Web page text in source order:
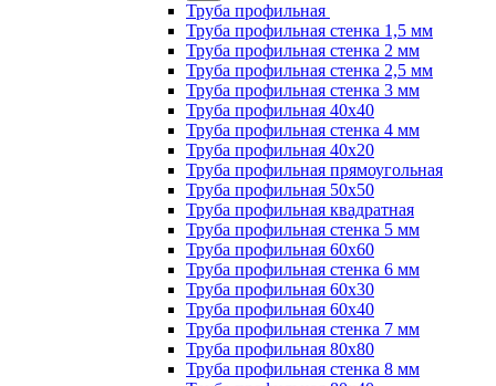
Труба профильная
Труба профильная стенка 1,5 мм
Труба профильная стенка 2 мм
Труба профильная стенка 2,5 мм
Труба профильная стенка 3 мм
Труба профильная 40х40
Труба профильная стенка 4 мм
Труба профильная 40х20
Труба профильная прямоугольная
Труба профильная 50х50
Труба профильная квадратная
Труба профильная стенка 5 мм
Труба профильная 60х60
Труба профильная стенка 6 мм
Труба профильная 60х30
Труба профильная 60х40
Труба профильная стенка 7 мм
Труба профильная 80х80
Труба профильная стенка 8 мм